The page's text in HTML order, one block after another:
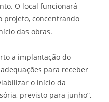
O local funcionará
projeto, concentrando
das obras.
a implantação do
para receber
o início da
previsto para junho”,